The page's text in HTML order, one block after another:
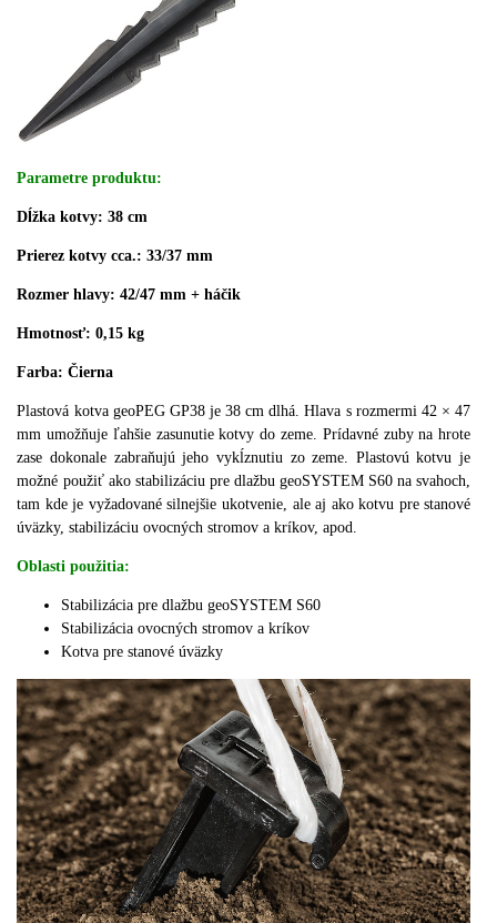
Parametre produktu:
Dĺžka kotvy: 38 cm
Prierez kotvy cca.: 33/37 mm
Rozmer hlavy: 42/47 mm + háčik
Hmotnosť: 0,15 kg
Farba: Čierna
Plastová kotva geoPEG GP38 je 38 cm dlhá. Hlava s rozmermi 42 × 47
mm umožňuje ľahšie zasunutie kotvy do zeme. Prídavné zuby na hrote
zase dokonale zabraňujú jeho vykĺznutiu zo zeme. Plastovú kotvu je
možné použiť ako stabilizáciu pre dlažbu geoSYSTEM S60 na svahoch,
tam kde je vyžadované silnejšie ukotvenie, ale aj ako kotvu pre stanové
úväzky, stabilizáciu ovocných stromov a kríkov, apod.
Oblasti použitia:
Stabilizácia pre dlažbu geoSYSTEM S60
Stabilizácia ovocných stromov a kríkov
Kotva pre stanové úväzky